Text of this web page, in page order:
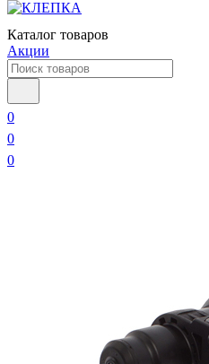
Каталог товаров
Акции
0
0
0